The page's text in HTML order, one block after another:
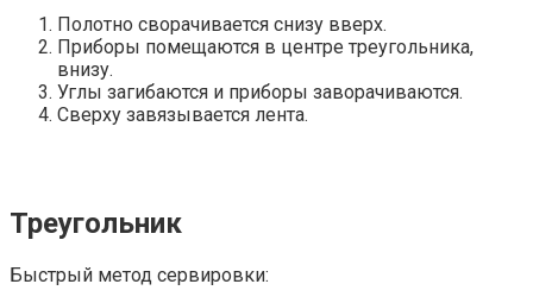
Полотно сворачивается снизу вверх.
Приборы помещаются в центре треугольника,
внизу.
Углы загибаются и приборы заворачиваются.
Сверху завязывается лента.
Треугольник
Быстрый метод сервировки: